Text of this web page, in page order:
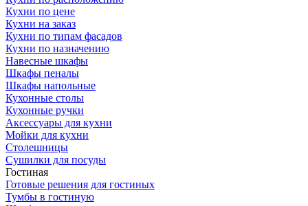
Кухни по цене
Кухни на заказ
Кухни по типам фасадов
Кухни по назначению
Навесные шкафы
Шкафы пеналы
Шкафы напольные
Кухонные столы
Кухонные ручки
Аксессуары для кухни
Мойки для кухни
Столешницы
Сушилки для посуды
Гостиная
Готовые решения для гостиных
Тумбы в гостиную